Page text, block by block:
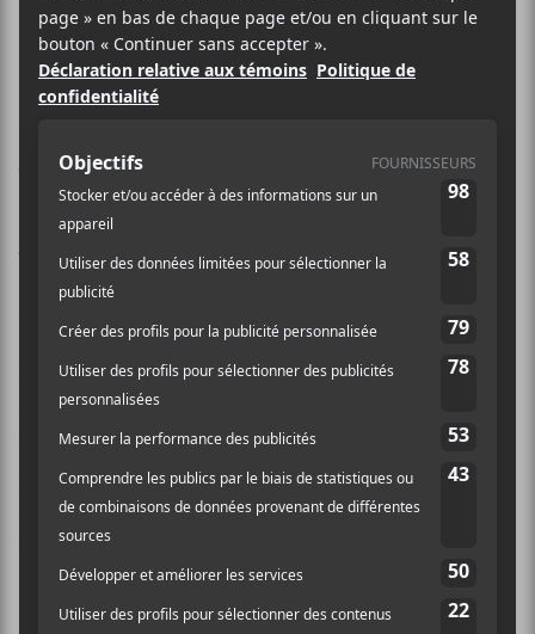
Le groupe d’électro-pop britannique
suspend sa tournée nord-américaine
financières
Metronomy
sa tournée nord-américaine. Au lieu de s’arrêter à
Montréal le mois prochain, le groupe y sera le 5 mai
2023. Les billets achetés pour le spectacle initial seront
honorés pour la nouvelle date. La formation souligne
que « la tournée américaine est l’une des choses les
épuisantes et les plus coûteuses qu’un groupe puisse
faire » comme « c’est un très grand pays » et qu’il est
possible d’y passer « des mois » pour simplement
jouer « dans une poignée de grandes villes. »
Le groupe argue aussi que « quand on est un peu plus